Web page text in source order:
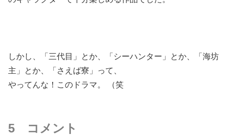
しかし、「三代目」とか、「シーハンター」とか、「海坊
主」とか、「さえば寮」って、
やってんな！このドラマ。 （笑
5 コメント